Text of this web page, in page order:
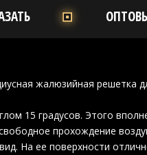
жалюзийная решетка
15 градусов. Этого
прохождение
На ее поверхности